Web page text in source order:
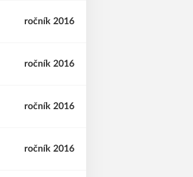
ročník 2016
ročník 2016
ročník 2016
ročník 2016